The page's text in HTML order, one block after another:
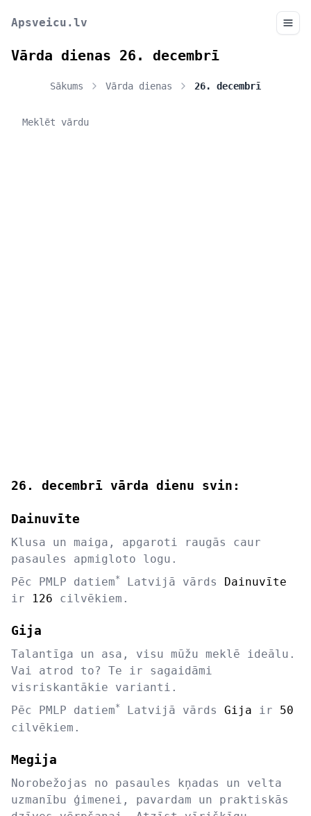
Apsveicu.lv
Vārda dienas 26. decembrī
Sākums Vārda dienas 26. decembrī
26. decembrī vārda dienu svin:
Dainuvīte
Klusa un maiga, apgaroti raugās caur
pasaules apmigloto logu.
Pēc PMLP datiem* Latvijā vārds
Dainuvīte
ir
126 cilvēkiem.
Gija
Talantīga un asa, visu mūžu meklē ideālu.
Vai atrod to? Te ir sagaidāmi
visriskantākie varianti.
Pēc PMLP datiem* Latvijā vārds Gija ir 50
cilvēkiem.
Megija
Norobežojas no pasaules kņadas un velta
uzmanību ģimenei, pavardam un praktiskās